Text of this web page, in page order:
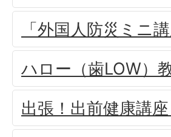
「外国人防災ミニ
ハロー（歯LOW）
出張！出前健康講